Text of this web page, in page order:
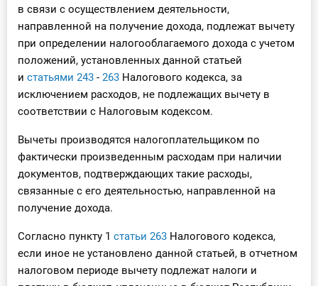
в связи с осуществлением деятельности,
направленной на получение дохода, подлежат вычету
при определении налогооблагаемого дохода с учетом
положений, установленных данной статьей
и статьями 243 - 263 Налогового кодекса, за
исключением расходов, не подлежащих вычету в
соответствии с Налоговым кодексом.
Вычеты производятся налогоплательщиком по
фактически произведенным расходам при наличии
документов, подтверждающих такие расходы,
связанные с его деятельностью, направленной на
получение дохода.
Согласно пункту 1 статьи 263 Налогового кодекса,
если иное не установлено данной статьей, в отчетном
налоговом периоде вычету подлежат налоги и